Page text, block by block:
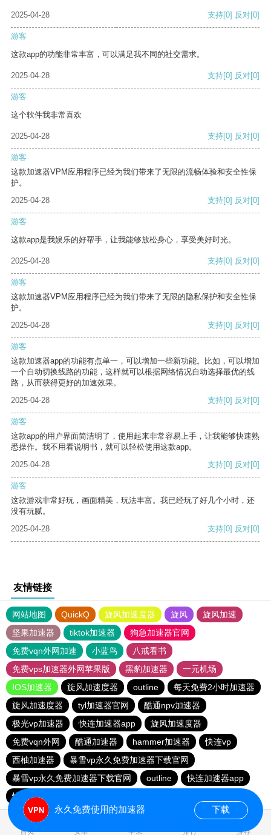
2025-04-28 支持[0] 反对[0]
游客
这款app的功能非常丰富，可以满足我不同的社交需求。
2025-04-28 支持[0] 反对[0]
游客
这个软件我非常喜欢
2025-04-28 支持[0] 反对[0]
游客
这款加速器VPM应用程序已经为我们带来了无限的流畅体验和安全性保
护。
2025-04-28
支持[0] 反对[0]
游客
这款app是我娱乐的好帮手，让我能够放松身心，享受美好时光。
2025-04-28 支持[0] 反对[0]
游客
这款加速器VPM应用程序已经为我们带来了无限的隐私保护和安全性保
护。
2025-04-28
支持[0] 反对[0]
游客
这款加速器app的功能有点单一，可以增加一些新功能。比如，可以增加
一个自动切换线路的功能，这样就可以根据网络情况自动选择最优的线
路，从而获得更好的加速效果。
2025-04-28
支持[0] 反对[0]
游客
这款app的用户界面简洁明了，使用起来非常容易上手，让我能够快速熟
悉操作。我不用看说明书，就可以轻松使用这款app。
2025-04-28
支持[0] 反对[0]
游客
这款游戏非常好玩，画面精美，玩法丰富。我已经玩了好几个小时，还
没有玩腻。
2025-04-28
支持[0] 反对[0]
友情链接
网站地图 QuickQ 旋风加速度器 旋风
旋风加速
坚果加速器
tiktok加速器
狗急加速器官网
免费vqn外网加速
小蓝鸟
八戒看书
免费vps加速器外网苹果版
黑豹加速器
一元机场
IOS加速器
旋风加速度器 outline
每天免费2小时加速器
旋风加速度器
tyl加速器官网
酷通npv加速器
极光vp加速器
快连加速器app
旋风加速度器
免费vqn外网
酷通加速器 hammer加速器
快连vp
西柚加速器
暴雪vp永久免费加速器下载官网
暴雪vp永久免费加速器下载官网
outline
快连加速器app
快连加速器app
首页 安卓 苹果 排行 推荐
永久免费使用的加速器 下载
0.038012s